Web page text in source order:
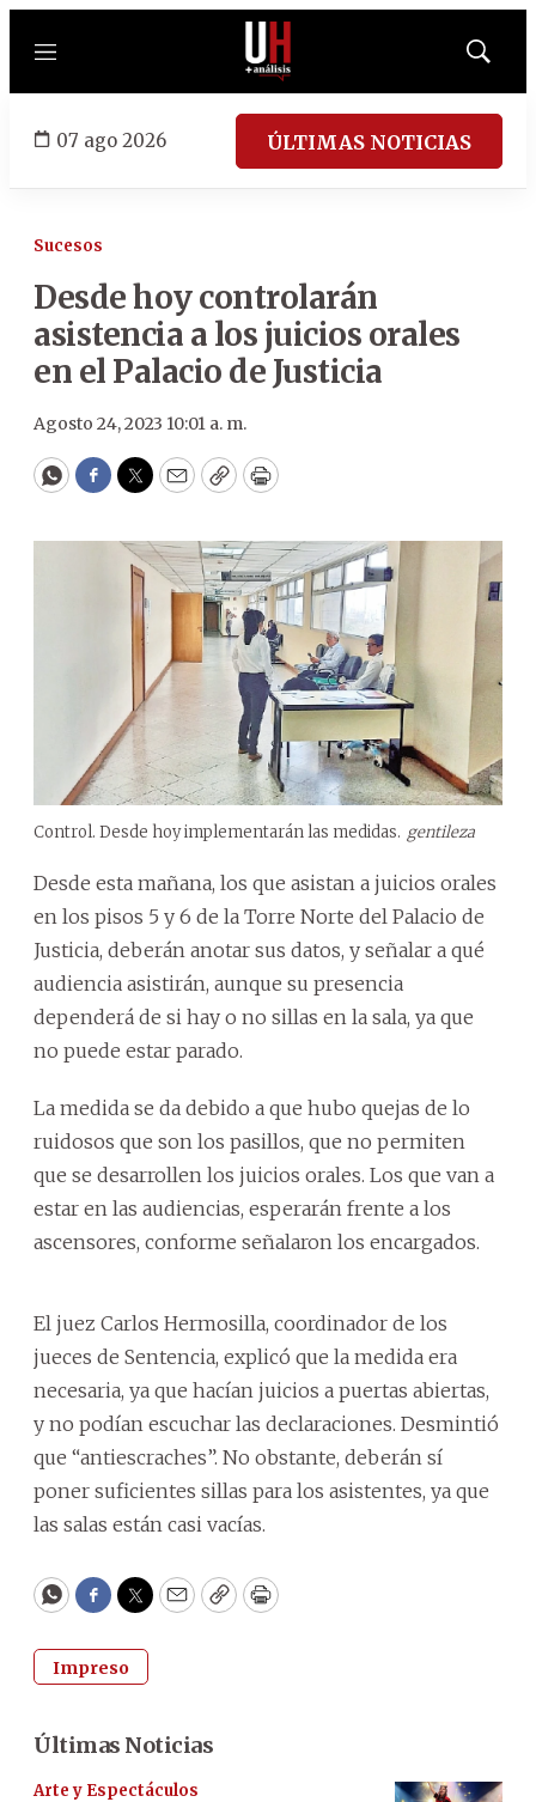
Menú
Mostrar
07 ago 2026 ÚLTIMAS NOTICIAS
Sucesos
Desde hoy controlarán
asistencia a los juicios orales
en el Palacio de Justicia
Agosto 24, 2023 10:01 a. m.
WhatsApp
Facebook
Twitter
EmailCopyPrint
Control. Desde hoy implementarán las medidas. gentileza
Desde esta mañana, los que asistan a juicios orales
en los pisos 5 y 6 de la Torre Norte del Palacio de
Justicia, deberán anotar sus datos, y señalar a qué
audiencia asistirán, aunque su presencia
dependerá de si hay o no sillas en la sala, ya que
no puede estar parado.
La medida se da debido a que hubo quejas de lo
ruidosos que son los pasillos, que no permiten
que se desarrollen los juicios orales. Los que van a
estar en las audiencias, esperarán frente a los
ascensores, conforme señalaron los encargados.
El juez Carlos Hermosilla, coordinador de los
jueces de Sentencia, explicó que la medida era
necesaria, ya que hacían juicios a puertas abiertas,
y no podían escuchar las declaraciones. Desmintió
que “antiescraches”. No obstante, deberán sí
poner suficientes sillas para los asistentes, ya que
las salas están casi vacías.
WhatsApp
Facebook
Twitter
EmailCopyPrint
Impreso
Últimas Noticias
Arte y Espectáculos